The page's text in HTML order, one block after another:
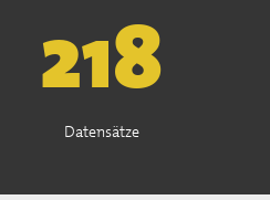
221
Datensätze